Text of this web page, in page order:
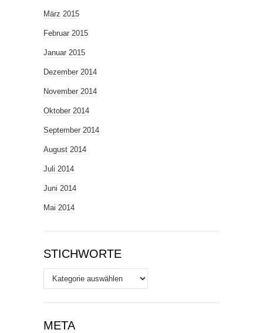
März 2015
Februar 2015
Januar 2015
Dezember 2014
November 2014
Oktober 2014
September 2014
August 2014
Juli 2014
Juni 2014
Mai 2014
STICHWORTE
Stichworte
META